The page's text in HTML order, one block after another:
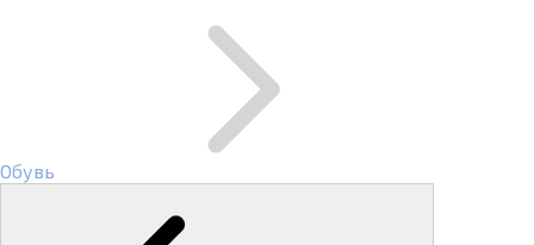
Обувь